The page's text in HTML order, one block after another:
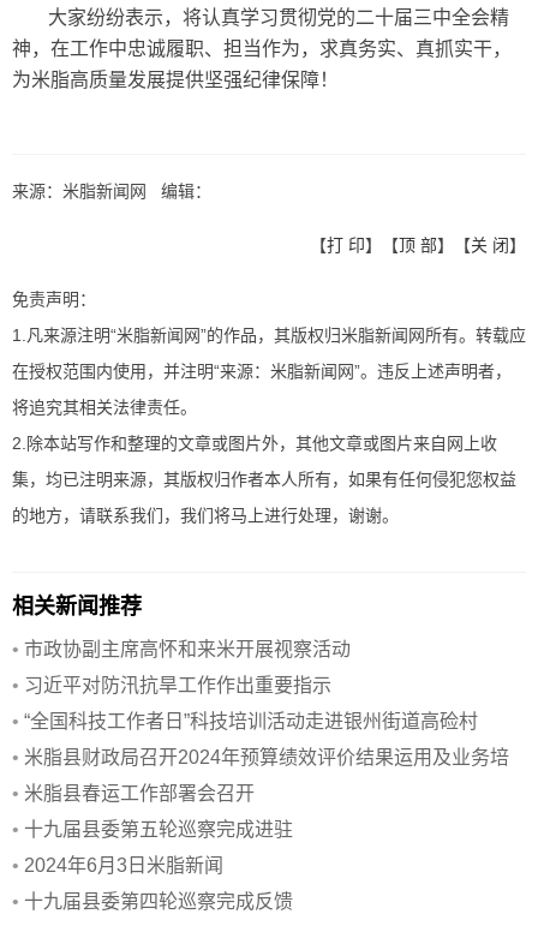
大家纷纷表示，将认真学习贯彻党的二十届三中全会精
神，在工作中忠诚履职、担当作为，求真务实、真抓实干，
为米脂高质量发展提供坚强纪律保障！
来源：米脂新闻网 编辑：
【打 印】【顶 部】【关 闭】
免责声明：
1.凡来源注明“米脂新闻网”的作品，其版权归米脂新闻网所有。转载应
在授权范围内使用，并注明“来源：米脂新闻网”。违反上述声明者，
将追究其相关法律责任。
2.除本站写作和整理的文章或图片外，其他文章或图片来自网上收
集，均已注明来源，其版权归作者本人所有，如果有任何侵犯您权益
的地方，请联系我们，我们将马上进行处理，谢谢。
相关新闻推荐
• 市政协副主席高怀和来米开展视察活动
• 习近平对防汛抗旱工作作出重要指示
• “全国科技工作者日”科技培训活动走进银州街道高硷村
• 米脂县财政局召开2024年预算绩效评价结果运用及业务培
训会
• 米脂县春运工作部署会召开
• 十九届县委第五轮巡察完成进驻
• 2024年6月3日米脂新闻
• 十九届县委第四轮巡察完成反馈